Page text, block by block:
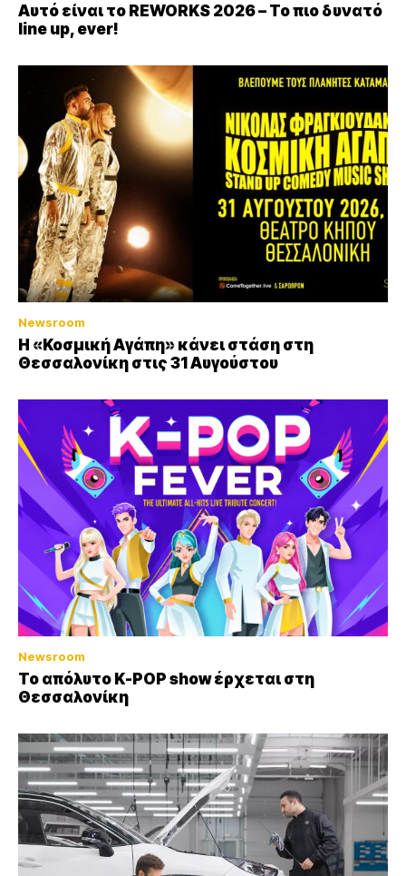
Αυτό είναι το REWORKS 2026 – Το πιο δυνατό
line up, ever!
Newsroom
Η «Κοσμική Αγάπη» κάνει στάση στη
Θεσσαλονίκη στις 31 Αυγούστου
Newsroom
Το απόλυτο K-POP show έρχεται στη
Θεσσαλονίκη